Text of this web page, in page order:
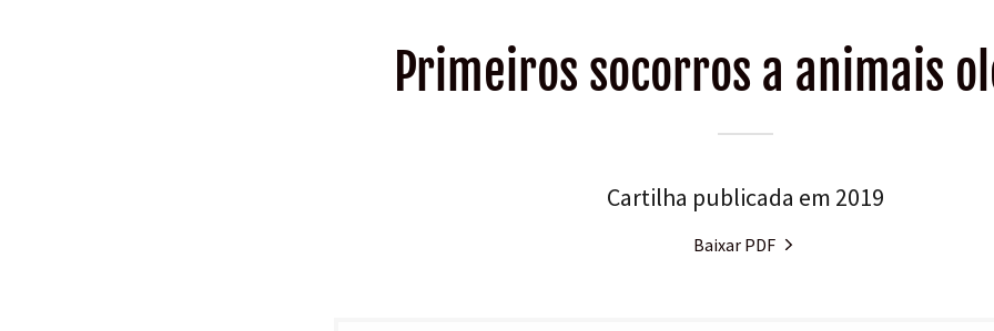
Primeiros socorros a animais
Cartilha publicada em 2019
Baixar PDF